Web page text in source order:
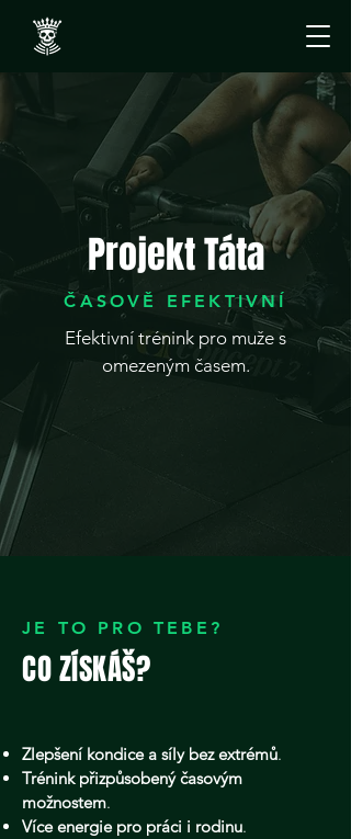
Projekt Táta
ČASOVĚ EFEKTIVNÍ
Efektivní trénink pro muže s
omezeným časem.
JE TO PRO TEBE?
CO ZÍSKÁŠ?
Zlepšení kondice a síly bez extrémů.
Trénink přizpůsobený časovým
možnostem.
Více energie pro práci i rodinu.